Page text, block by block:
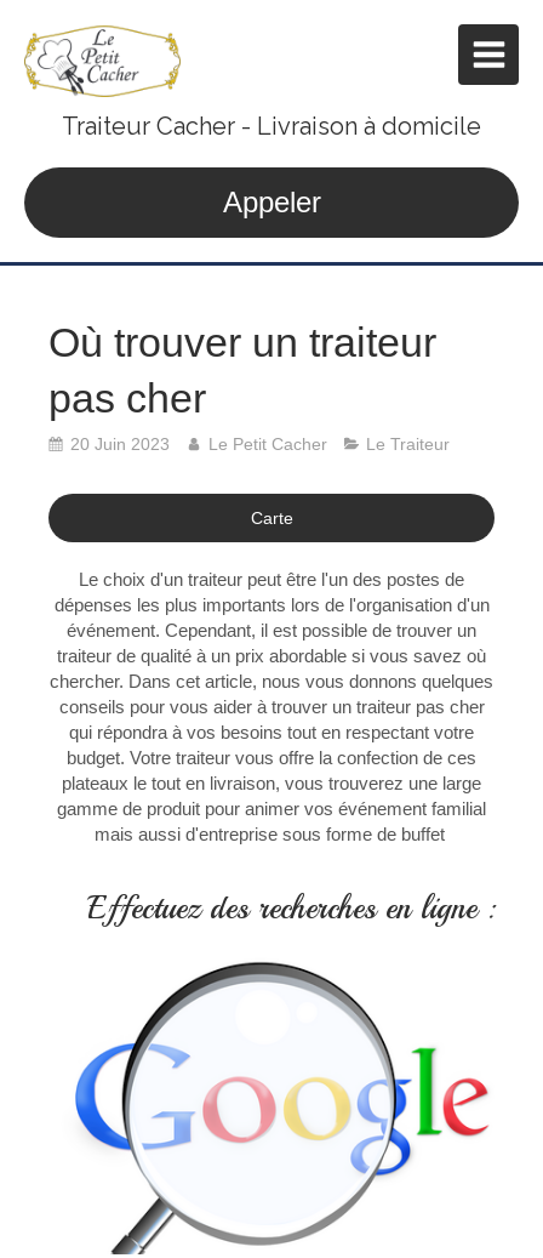
Traiteur Cacher - Livraison à domicile
Appeler
Où trouver un traiteur
pas cher
20 Juin 2023 Le Petit Cacher Le Traiteur
Carte
Le choix d'un traiteur peut être l'un des postes de
dépenses les plus importants lors de l'organisation d'un
événement. Cependant, il est possible de trouver un
traiteur de qualité à un prix abordable si vous savez où
chercher. Dans cet article, nous vous donnons quelques
conseils pour vous aider à trouver un traiteur pas cher
qui répondra à vos besoins tout en respectant votre
budget. Votre traiteur vous offre la confection de ces
plateaux le tout en livraison, vous trouverez une large
gamme de produit pour animer vos événement familial
mais aussi d'entreprise sous forme de buffet
Effectuez des recherches en ligne :